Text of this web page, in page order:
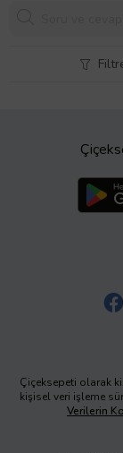
Çiçeksepeti olarak
kişisel veri işleme
Verilerin